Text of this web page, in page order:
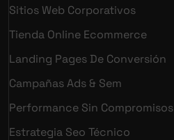
Sitios Web Corporativos
Tienda Online Ecommerce
Landing Pages De Conversión
Campañas Ads & Sem
Performance Sin Compromisos
Estrategia Seo Técnico